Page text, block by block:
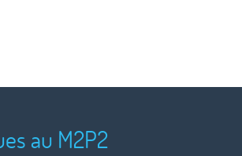
au M2P2